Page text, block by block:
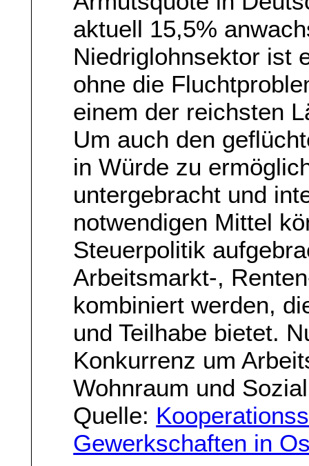
aktuell 15,5%
Niedriglohnsektor ist
ohne die
einem der reichsten
Um auch den
in Würde zu
untergebracht und
notwendigen Mittel
Steuerpolitik
Arbeitsmarkt-,
kombiniert werden,
und Teilhabe bietet.
Konkurrenz um
Wohnraum und
Quelle:
Gewerkschaften in